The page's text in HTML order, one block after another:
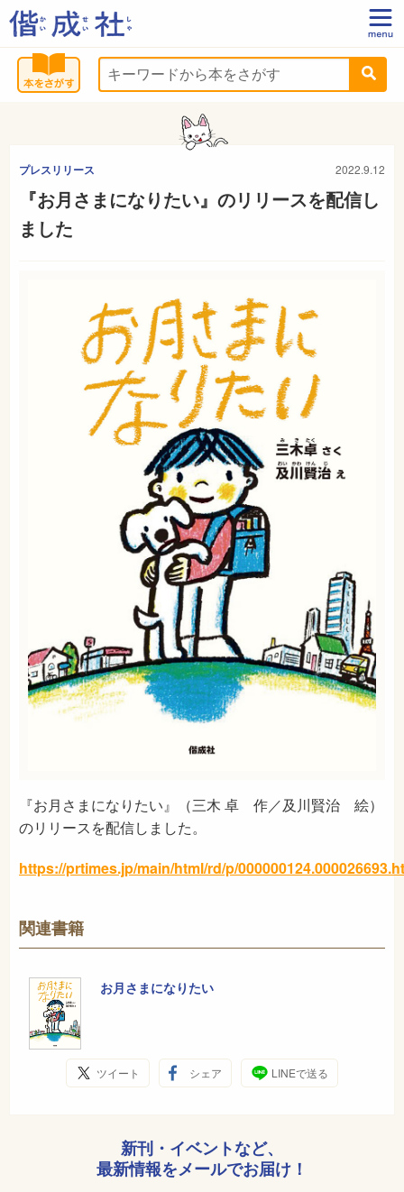
プレスリリース 2022.9.12
『お月さまになりたい』のリリースを配信し
ました
『お月さまになりたい』（三木 卓 作／及川賢治 絵）
のリリースを配信しました。
https://prtimes.jp/main/html/rd/p/
関連書籍
お月さまになりたい
ツイート シェア LINEで送る
新刊・イベントなど、
最新情報をメールでお届け！